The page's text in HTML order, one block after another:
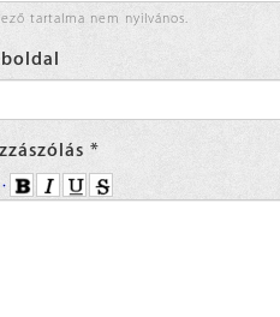
tartalma nem nyilvános.
*